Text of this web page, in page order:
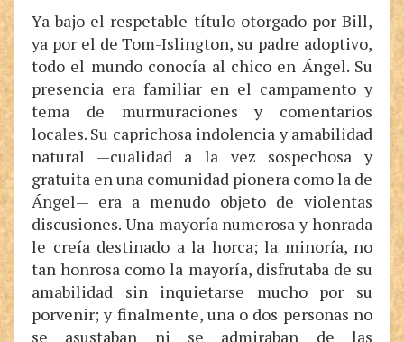
Ya bajo el respetable título otorgado por Bill,
ya por el de Tom-Islington, su padre adoptivo,
todo el mundo conocía al chico en Ángel. Su
presencia era familiar en el campamento y
tema de murmuraciones y comentarios
locales. Su caprichosa indolencia y amabilidad
natural —cualidad a la vez sospechosa y
gratuita en una comunidad pionera como la de
Ángel— era a menudo objeto de violentas
discusiones. Una mayoría numerosa y honrada
le creía destinado a la horca; la minoría, no
tan honrosa como la mayoría, disfrutaba de su
amabilidad sin inquietarse mucho por su
porvenir; y finalmente, una o dos personas no
se asustaban ni se admiraban de las